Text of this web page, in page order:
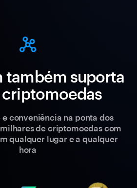
também suporta
conveniência na ponta dos
de criptomoedas com
qualquer lugar e a qualquer
hora